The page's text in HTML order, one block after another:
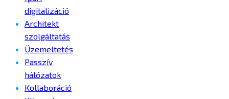
digitalizáció
Architekt
szolgáltatás
Üzemeltetés
Passzív
hálózatok
Kollaboráció